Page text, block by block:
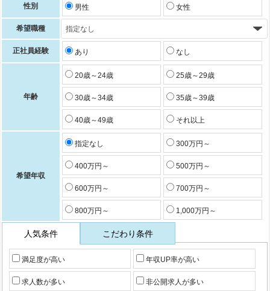
性別 男性 女性
希望職種
正社員経験 あり なし
年齢
20歳～24歳 25歳～29歳
30歳～34歳 35歳～39歳
40歳～49歳 それ以上
希望年収
指定なし 300万円～
400万円～ 500万円～
600万円～ 700万円～
800万円～ 1,000万円～
人気条件 こだわり条件
満足度が高い 年収UP率が高い
求人数が多い 非公開求人が多い